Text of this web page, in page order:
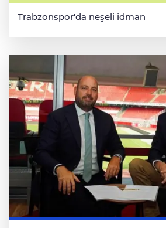
Trabzonspor'da neşeli idman